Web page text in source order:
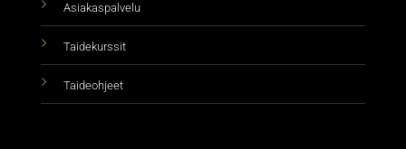
Asiakaspalvelu
Taidekurssit
Taideohjeet